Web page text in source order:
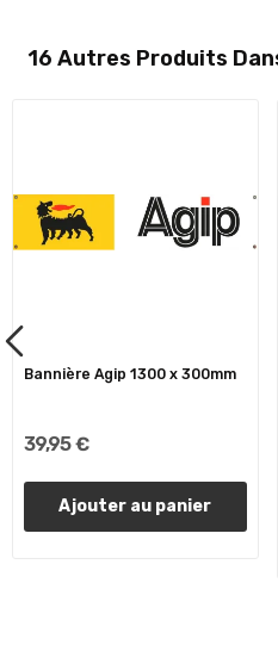
16 Autres Produits
Bannière Agip 1300 x 300mm
39,95 €
Ajouter au panier